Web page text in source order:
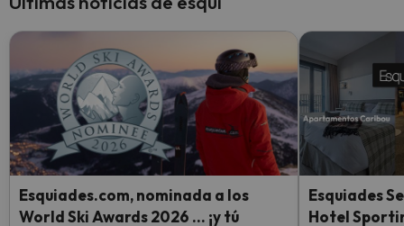
Esquiades.com, nominada a los
World Ski Awards 2026 … ¡y tú
Esquiades
Hotel